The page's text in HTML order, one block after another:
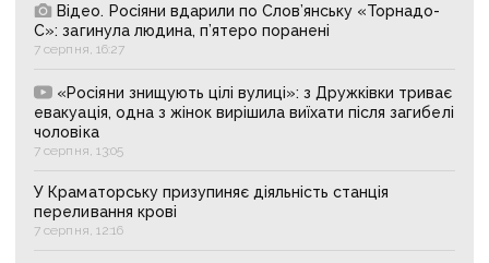
Відео. Росіяни вдарили по Слов’янську «Торнадо-
С»: загинула людина, п’ятеро поранені
7 серпня, 16:27
«Росіяни знищують цілі вулиці»: з Дружківки триває
евакуація, одна з жінок вирішила виїхати після загибелі
чоловіка
7 серпня, 13:05
У Краматорську призупиняє діяльність станція
переливання крові
7 серпня, 12:16